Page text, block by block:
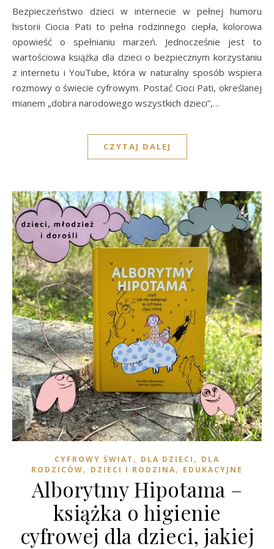
Bezpieczeństwo dzieci w internecie w pełnej humoru
historii Ciocia Pati to pełna rodzinnego ciepła, kolorowa
opowieść o spełnianiu marzeń. Jednocześnie jest to
wartościowa książka dla dzieci o bezpiecznym korzystaniu
z internetu i YouTube, która w naturalny sposób wspiera
rozmowy o świecie cyfrowym. Postać Cioci Pati, określanej
mianem „dobra narodowego wszystkich dzieci”,…
CZYTAJ DALEJ
CYFROWY ŚWIAT , DLA DZIECI , DLA
RODZICÓW, DZIECI I RODZINA, EDUKACYJNE
Alborytmy Hipotama –
książka o higienie
cyfrowej dla dzieci, jakiej